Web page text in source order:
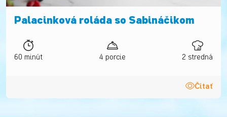
Palacinková roláda so Sabináčikom
60 minút 4 porcie 2 stredná
Čítať